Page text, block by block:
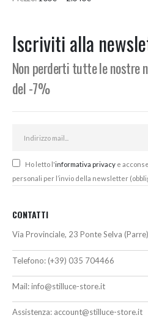
Iscriviti alla
Non perderti tutte le nostre
del -7%
Ho letto l'informativa privacy e
personali per l’invio della newsletter
CONTATTI
Via Provinciale, 23 Ponte Selva
Telefono: (+39) 035 704466
Mail:info@stilluce-store.it
Assistenza: account@stilluce-store.it